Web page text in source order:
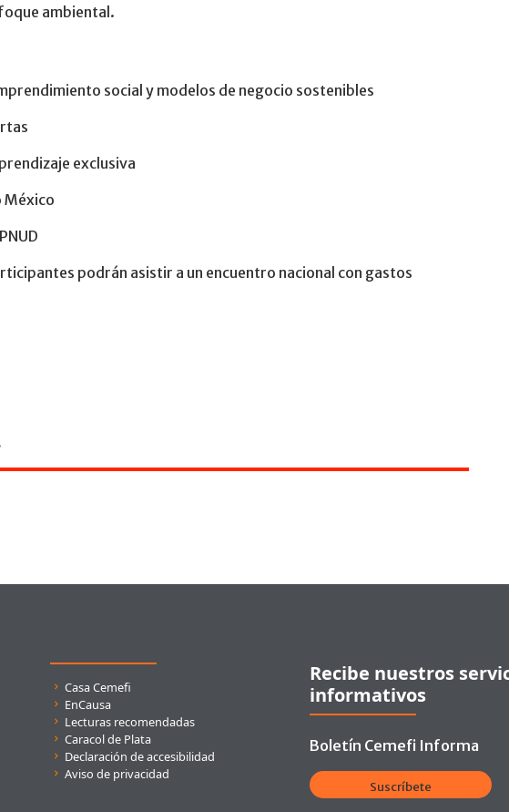
ambiental.
social y modelos de negocio sostenibles
exclusiva
México
podrán asistir a un encuentro nacional con gastos
Enlaces rápidos
Casa Cemefi
EnCausa
Lecturas recomendadas
Caracol de Plata
Declaración de accesibilidad
Aviso de privacidad
Recibe nuestros
informativos
Boletín Cemefi Informa
Suscríbete